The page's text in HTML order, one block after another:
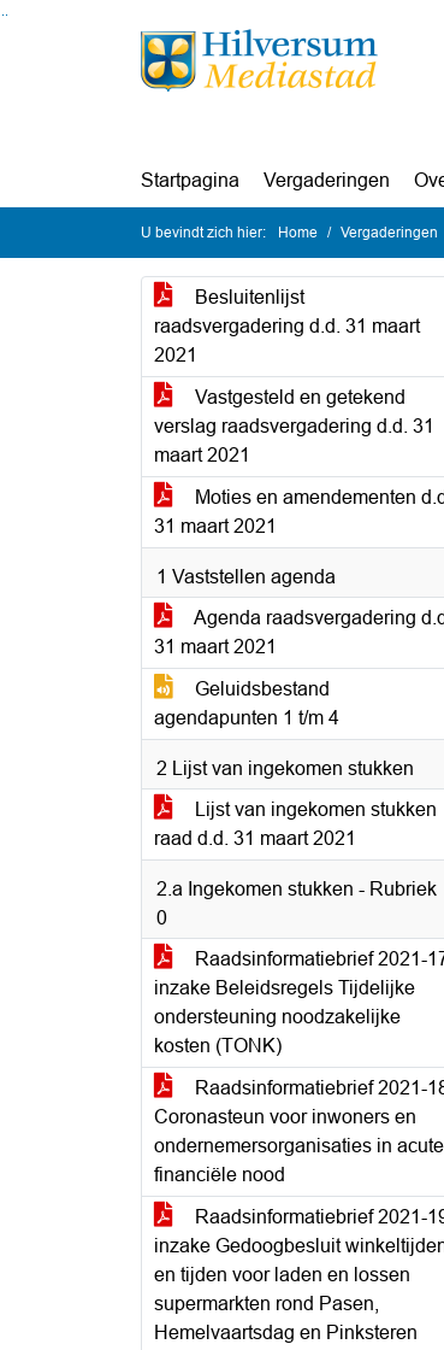
Ga naar de inhoud van deze pagina
Ga naar het zoeken
Ga naar het menu
Startpagina Vergaderingen
U bevindt zich hier: Home Vergaderingen
Besluitenlijst
raadsvergadering d.d. 31 maart
2021
Vastgesteld en getekend
verslag raadsvergadering d.d. 31
maart 2021
Moties en amendementen d.d.
31 maart 2021
1 Vaststellen agenda
Agenda raadsvergadering d.d.
31 maart 2021
Geluidsbestand
agendapunten 1 t/m 4
2 Lijst van ingekomen stukken
Lijst van ingekomen stukken
raad d.d. 31 maart 2021
2.a Ingekomen stukken - Rubriek
0
Raadsinformatiebrief 2021-
inzake Beleidsregels Tijdelijke
ondersteuning noodzakelijke
kosten (TONK)
Raadsinformatiebrief 2021-
Coronasteun voor inwoners en
ondernemersorganisaties in acute
financiële nood
Raadsinformatiebrief 2021-
inzake Gedoogbesluit
en tijden voor laden en lossen
supermarkten rond Pasen,
Hemelvaartsdag en Pinksteren